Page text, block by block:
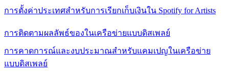
การตั้งค่าประเทศสำหรับการเรียกเก็บเงินใน Spotify for Artists
การติดตามผลลัพธ์ของในเครือข่ายแบบดิสเพลย์
การคาดการณ์และงบประมาณสำหรับแคมเปญในเครือข่าย
แบบดิสเพลย์